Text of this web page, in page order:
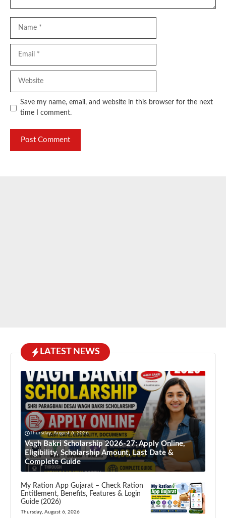
Save my name, email, and website in this browser for the next
time I comment.
LATEST NEWS
Thursday, August 6, 2026
Vagh Bakri Scholarship 2026-27: Apply Online,
Eligibility, Scholarship Amount, Last Date &
Complete Guide
My Ration App Gujarat – Check Ration
Entitlement, Benefits, Features & Login
Guide (2026)
Thursday, August 6, 2026